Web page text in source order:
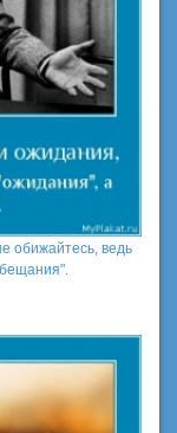
обижайтесь, ведь